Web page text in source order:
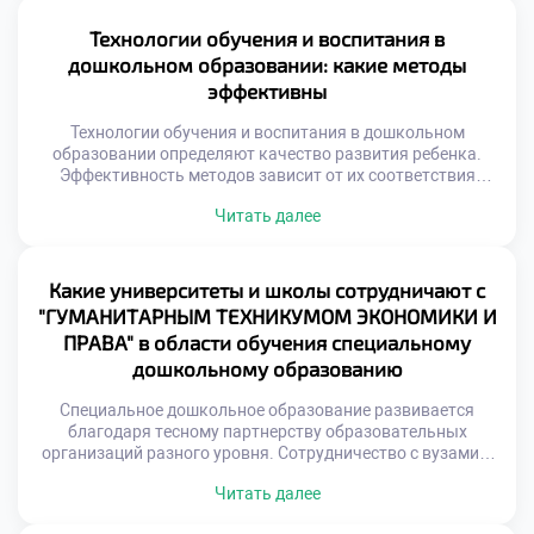
поступления в техникум своевременно и правильно.
Подготовка к поступлению начинается задолго до визита
в приемную комиссию. Ответственный подход […]
Технологии обучения и воспитания в
дошкольном образовании: какие методы
эффективны
Технологии обучения и воспитания в дошкольном
образовании определяют качество развития ребенка.
Эффективность методов зависит от их соответствия
системно. Специальность «Специальное дошкольное
Понимание механизмов воздействия является ключом к
успеху. Современная педагогика отказывается от
авторитарных моделей. На смену им […]
Читать далее
Какие университеты и школы сотрудничают с
"ГУМАНИТАРНЫМ ТЕХНИКУМОМ ЭКОНОМИКИ И
ПРАВА" в области обучения специальному
дошкольному образованию
Специальное дошкольное образование развивается
благодаря тесному партнерству образовательных
организаций разного уровня. Сотрудничество с вузами и
программ и методик. Такое взаимодействие повышает
Читать далее